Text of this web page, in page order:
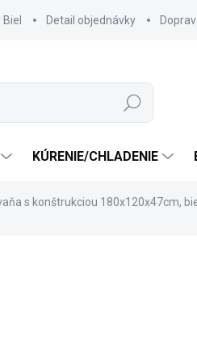
Biel Detail objednávky
Hľadať
KÚRENIE/CHLADENIE
s konštrukciou 180x120x47cm,